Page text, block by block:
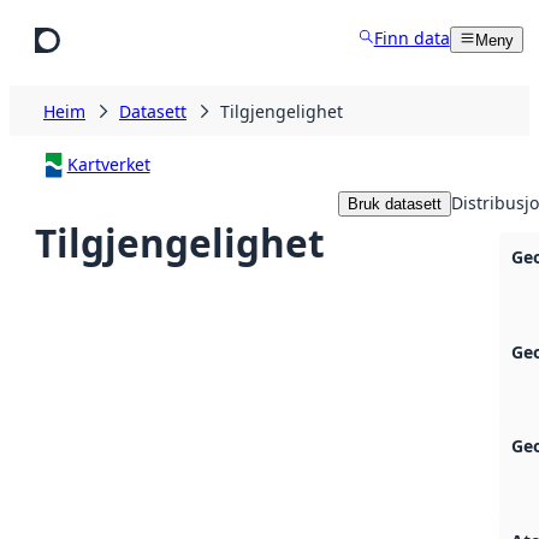
Finn data Meny
Heim Datasett Tilgjengelighet
Kartverket
Tilgjengelighet
Bruk datasett